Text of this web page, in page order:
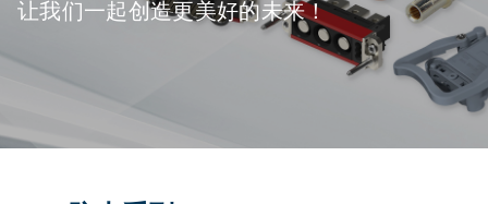
让我们一起创造更美好的未来！